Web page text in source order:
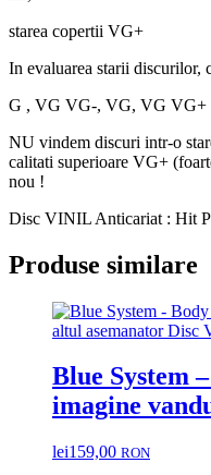
starea copertii VG+
In evaluarea starii discurilor,
G , VG VG-, VG, VG VG+
NU vindem discuri intr-o
calitati superioare VG+
nou !
Disc VINIL Anticariat : Hit
Produse similare
Blue System
imagine
lei159,00 RON